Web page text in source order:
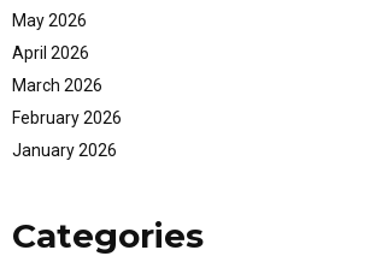
May 2026
April 2026
March 2026
February 2026
January 2026
Categories